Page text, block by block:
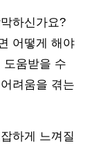
하신가요?
어떻게 해야
도움받을 수
려움을 겪는
하게 느껴질